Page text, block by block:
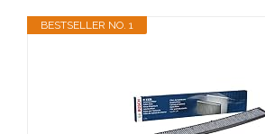
BESTSELLER NO. 1